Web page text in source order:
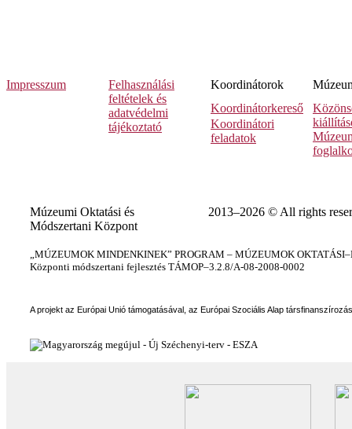
Impresszum
Felhasználási
feltételek és
adatvédelmi
tájékoztató
Koordinátorok
Koordinátorkereső
Koordinátori
feladatok
Múzeumi Oktatási és
Módszertani Központ
2013–2026 © All rights
„MÚZEUMOK MINDENKINEK” PROGRAM – MÚZEUMOK
Központi módszertani fejlesztés TÁMOP–3.2.8/A-08-2008-0002
A projekt az Európai Unió támogatásával, az Európai Szociális Alap